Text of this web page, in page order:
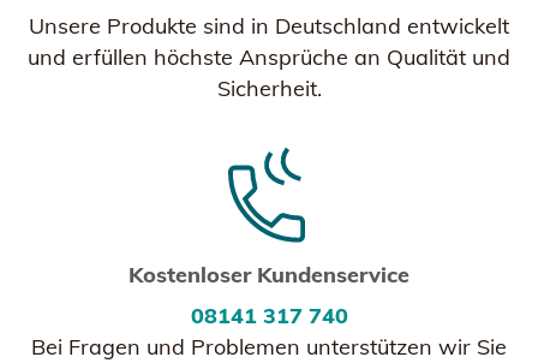
Unsere Produkte sind in Deutschland entwickelt
und erfüllen höchste Ansprüche an Qualität und
Sicherheit.
Kostenloser Kundenservice
08141 317 740
Bei Fragen und Problemen unterstützen wir Sie